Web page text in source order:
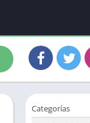
Categorías